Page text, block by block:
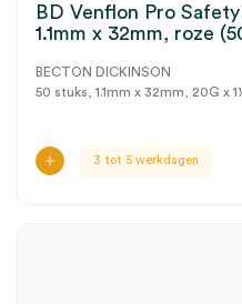
BD Venflon Pro
1.1mm x 32mm, roze
BECTON DICKINSON
50 stuks, 1.1mm x 32mm, 20G x
3 tot 5 werkdagen